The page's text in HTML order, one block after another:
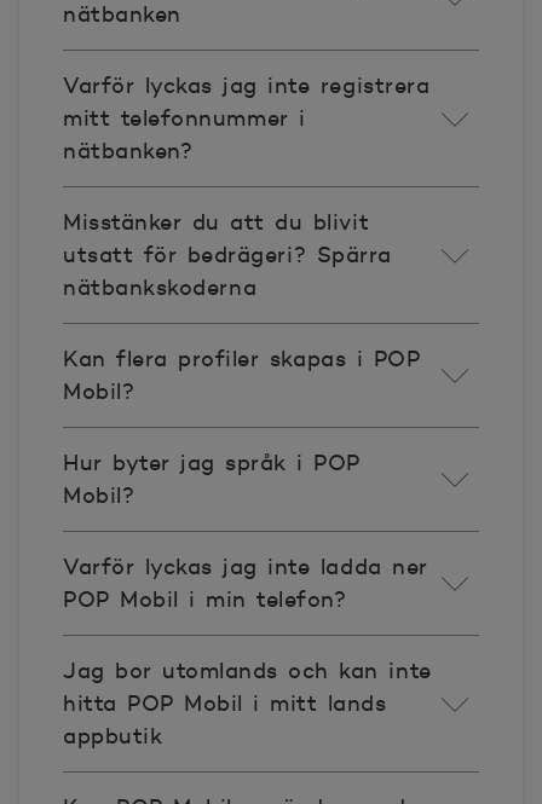
nätbanken
Varför lyckas jag inte registrera
mitt telefonnummer i
nätbanken?
Misstänker du att du blivit
utsatt för bedrägeri? Spärra
nätbankskoderna
Kan flera profiler skapas i POP
Mobil?
Hur byter jag språk i POP
Mobil?
Varför lyckas jag inte ladda ner
POP Mobil i min telefon?
Jag bor utomlands och kan inte
hitta POP Mobil i mitt lands
appbutik